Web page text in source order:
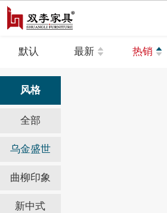
默认 最新 热销
风格
全部
乌金盛世
曲柳印象
新中式